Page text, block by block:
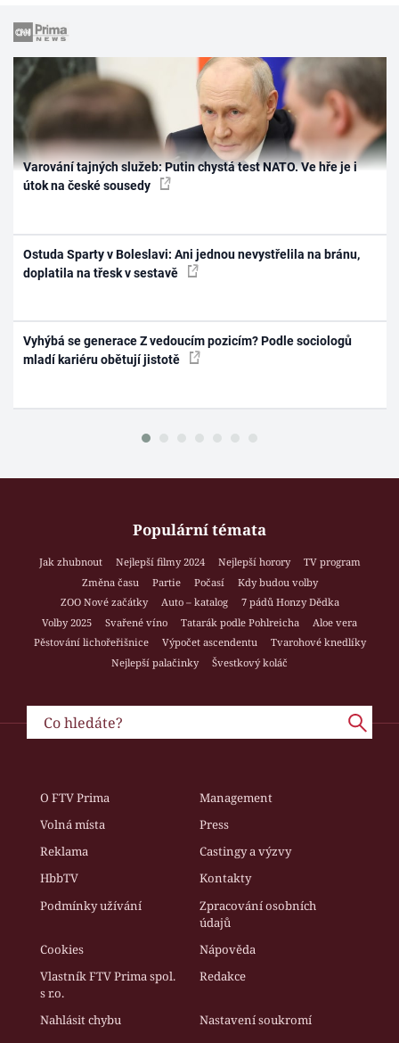
Varování tajných služeb: Putin chystá test NATO. Ve hře je i
útok na české sousedy
Ostuda Sparty v Boleslavi: Ani jednou nevystřelila na bránu,
doplatila na třesk v sestavě
Vyhýbá se generace Z vedoucím pozicím? Podle sociologů
mladí kariéru obětují jistotě
Populární témata
Jak zhubnout Nejlepší filmy 2024 Nejlepší horory
TV program
Změna času
Partie Počasí
Kdy budou volby
ZOO Nové začátky
Auto – katalog
7 pádů Honzy Dědka
Volby 2025
Svařené víno Tatarák podle Pohlreicha
Aloe vera
Pěstování lichořeřišnice
Výpočet ascendentu
Tvarohové knedlíky
Nejlepší palačinky
Švestkový koláč
O FTV Prima
Management
Volná místa
Press
Reklama
Castingy a výzvy
HbbTV
Kontakty
Podmínky užívání
Zpracování osobních
údajů
Cookies
Nápověda
Vlastník FTV Prima spol.
s r.o.
Redakce
Nahlásit chybu Nastavení soukromí